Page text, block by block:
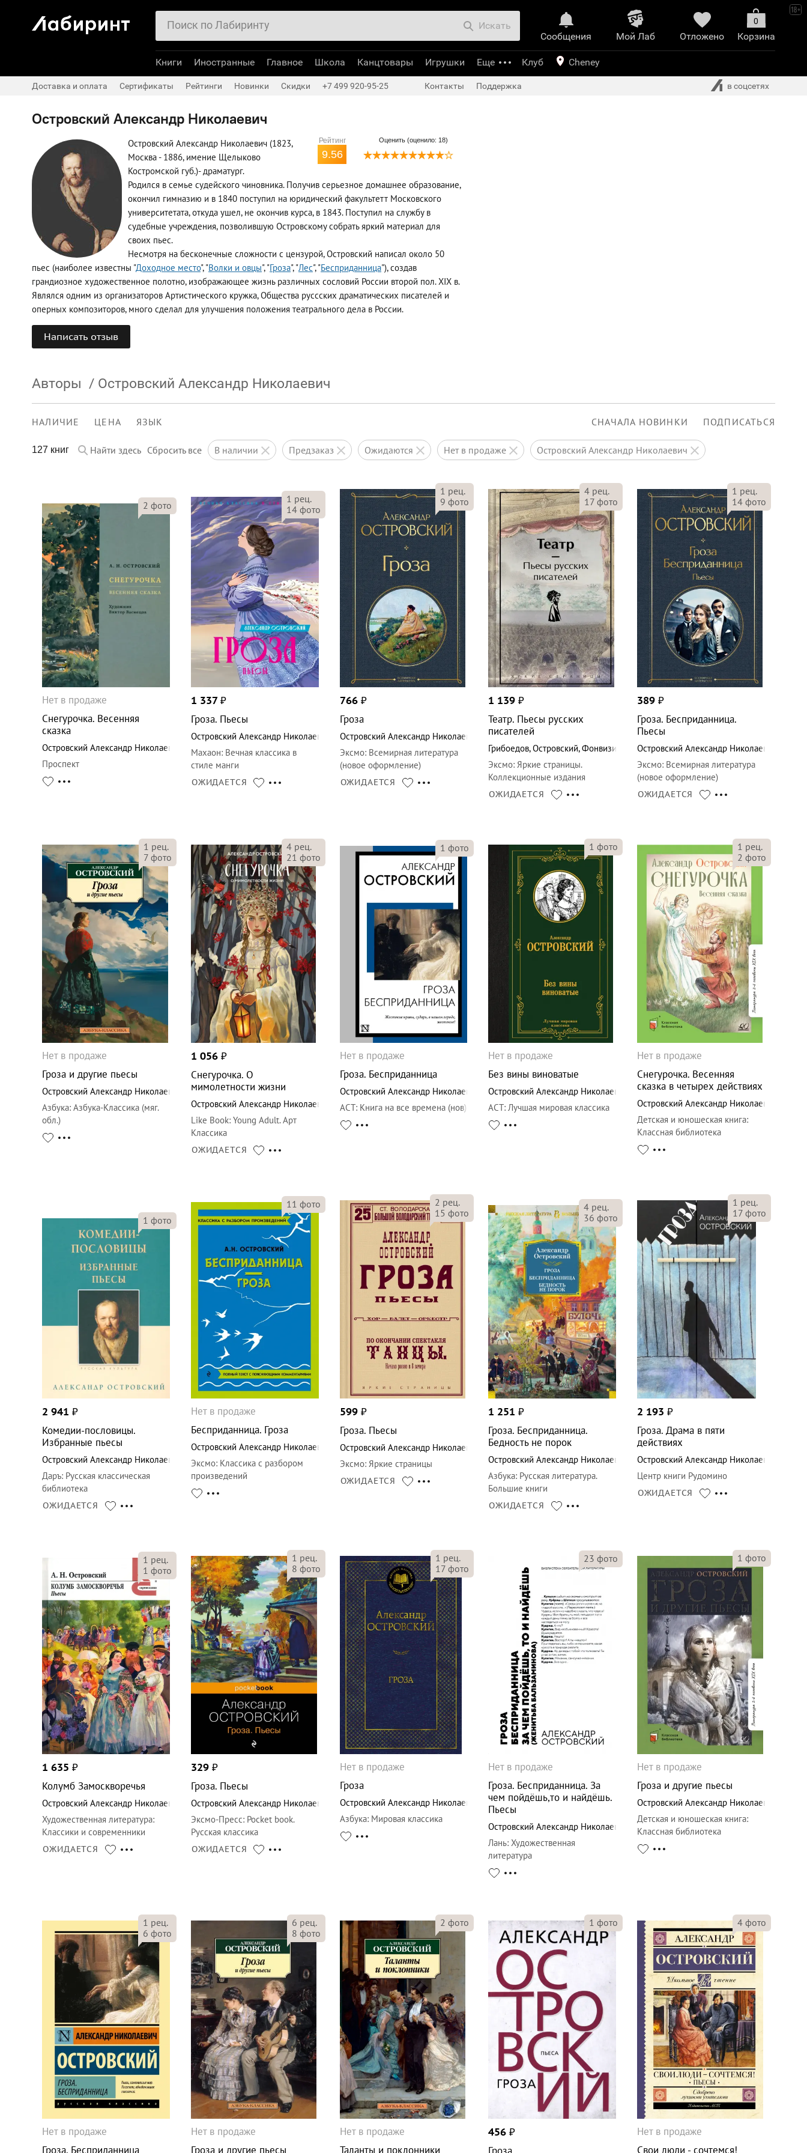
Островский Александр Николаевич
Рейтинг
9.56
Оценить (оценило: 18)
Островский Александр Николаевич (1823,
Москва - 1886, имение Щелыково
Костромской губ.)- драматург.
Родился в семье судейского чиновника. Получив серьезное домашнее образование,
окончил гимназию и в 1840 поступил на юридический факультетт Московского
университетата, откуда ушел, не окончив курса, в 1843. Поступил на службу в
судебные учреждения, позволившую Островскому собрать яркий материал для
своих пьес.
Несмотря на бесконечные сложности с цензурой, Островский написал около 50
пьес (наиболее известны "Доходное место", "Волки и овцы", "Гроза", "Лес", "Бесприданница"), создав
грандиозное художественное полотно, изображающее жизнь различных сословий России второй пол. XIX в.
Являлся одним из организаторов Артистического кружка, Общества руссских драматических писателей и
оперных композиторов, много сделал для улучшения положения театрального дела в России.
Написать отзыв
Авторы / Островский Александр Николаевич
НАЛИЧИЕ ЦЕНА ЯЗЫК СНАЧАЛА НОВИНКИ ПОДПИСАТЬСЯ
127 книг Найти здесь Сбросить все в наличии предзаказ ожидаются нет в продаже Островский Александр Николаевич
2 фото
Нет в продаже
Снегурочка. Весенняя
сказка
Островский Александр Николаевич
Проспект
1 рец.
14фото
1 337 ₽
Гроза. Пьесы
Островский Александр Николаевич
Махаон: Вечная классика в
стиле манги
ОЖИДАЕТСЯ
1 рец.
9 фото
766 ₽
Гроза
Островский Александр Николаевич
Эксмо: Всемирная литература
(новое оформление)
ОЖИДАЕТСЯ
4рец.
17фото
1 139₽
Театр. Пьесы русских
писателей
Грибоедов,Островский,Фонвизин
Эксмо:Яркие страницы.
Коллекционные издания
ОЖИДАЕТСЯ
1 рец.
14 фото
389 ₽
Гроза. Бесприданница.
Пьесы
Островский Александр Николаевич
Эксмо: Всемирная литература
(новое оформление)
ОЖИДАЕТСЯ
1 рец.
7фото
Нет в продаже
Гроза и другие пьесы
Островский Александр Николаевич
Азбука:Азбука-Классика (мяг.
обл.)
4рец.
21 фото
1 056 ₽
Снегурочка. О
мимолетности жизни
Островский Александр Николаевич
Like Book: Young Adult. Арт
Классика
ОЖИДАЕТСЯ
1 фото
Нет в продаже
Гроза. Бесприданница
Островский Александр Николаевич
АСТ: Книга на все времена (нов)
1 фото
Нет в продаже
Без вины виноватые
Островский Александр Николаевич
АСТ:Лучшая мировая классика
1 рец.
2 фото
Нет в продаже
Снегурочка. Весенняя
сказка в четырех действиях
Островский Александр Николаевич
Детская и юношеская книга:
Классная библиотека
1 фото
2 941₽
Комедии-пословицы.
Избранные пьесы
Островский Александр Николаевич
Даръ: Русская классическая
библиотека
ОЖИДАЕТСЯ
11 фото
Нет в продаже
Бесприданница. Гроза
Островский Александр Николаевич
Эксмо: Классика с разбором
произведений
2 рец.
15 фото
599 ₽
Гроза. Пьесы
Островский Александр Николаевич
Эксмо: Яркие страницы
ОЖИДАЕТСЯ
4рец.
36 фото
1 251₽
Гроза. Бесприданница.
Бедность не порок
Островский Александр Николаевич
Азбука: Русская литература.
Большие книги
ОЖИДАЕТСЯ
1 рец.
17 фото
2 193 ₽
Гроза. Драма в пяти
действиях
Островский Александр Николаевич
Центр книги Рудомино
ОЖИДАЕТСЯ
1 рец.
1 фото
1 635₽
Колумб Замоскворечья
Островский Александр Николаевич
Художественная литература:
Классики и современники
ОЖИДАЕТСЯ
1 рец.
8 фото
329 ₽
Гроза. Пьесы
Островский Александр Николаевич
Эксмо-Пресс: Pocket book.
Русская классика
ОЖИДАЕТСЯ
1 рец.
17 фото
Нет в продаже
Гроза
Островский Александр Николаевич
Азбука: Мировая классика
23 фото
Нет в продаже
Гроза. Бесприданница. За
чем пойдёшь,то и найдёшь.
Пьесы
Островский Александр Николаевич
Лань:Художественная
литература
1 фото
Нет в продаже
Гроза и другие пьесы
Островский Александр Николаевич
Детская и юношеская книга:
Классная библиотека
1 рец.
6 фото
Нет в продаже
Гроза. Бесприданница
6 рец.
8 фото
Нет в продаже
Гроза и другие пьесы
2 фото
Нет в продаже
Таланты и поклонники
1 фото
456₽
4 фото
Нет в продаже
Свои люди - сочтемся!
Сообщения
Mой Лаб​
иринт
Отложено
0
Корзина
Искать
Книги Иностранные Главное Школа Канцтовары Игрушки Еще Клуб Cheney
Доставка и оплата Сертификаты Рейтинги Новинки Скидки +7 499 920-95-25 Контакты Поддержка в соцсетях